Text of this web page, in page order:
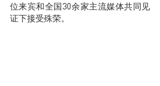
位来宾和全国30余家主流媒体共同见
证下接受殊荣。